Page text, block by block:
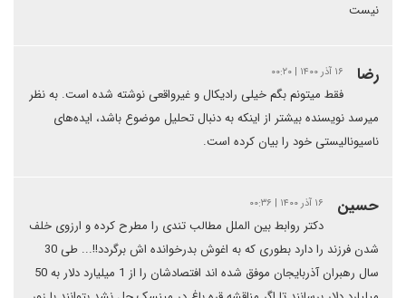
نیست
رضا ۱۶ آذر ۱۴۰۰ | ۰۰:۲۰
فقط میتونم بگم خیلی رادیکال و غیرواقعی نوشته شده است. به نظر
میرسد نویسنده بیشتر از اینکه به دنبال تحلیل موضوع باشد، ایده‌های
ناسیونالیستی خود را بیان کرده است.
حسین ۱۶ آذر ۱۴۰۰ | ۰۰:۳۶
دکتر روابط بین الملل مطالب تندی را مطرح کرده و ارزوی خلف
شدن فرزند را دارد بطوری که به اغوش بدرخوانده اش برگردد!!... طی 30
سال رهبران آذربایجان موفق شده اند افتصادشان را از 1 میلیارد دلار به 50